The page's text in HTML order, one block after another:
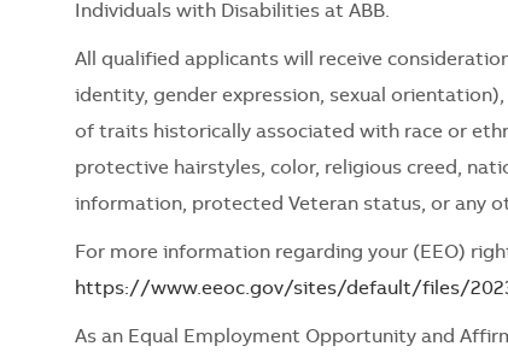
Individuals with Disabilities at ABB.
All qualified applicants will receive
identity, gender expression, sexual
of traits historically associated with race or
protective hairstyles, color, religious creed,
information, protected Veteran status, or any
For more information regarding your (EEO)
https://www.eeoc.gov/sites/default/files/
As an Equal Employment Opportunity and